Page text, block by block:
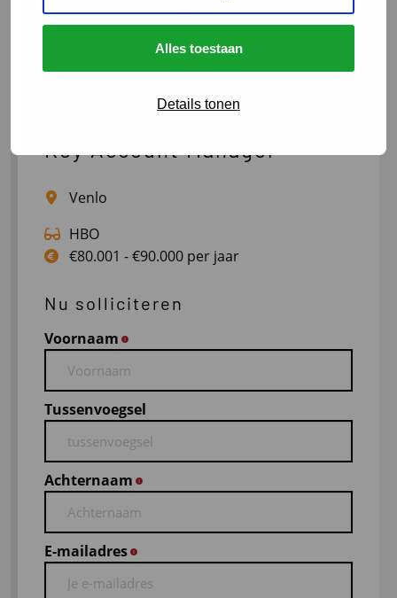
Alles toestaan
Details tonen
Key Account Manager
Venlo
HBO
€80.001 - €90.000 per jaar
Nu solliciteren
Voornaam
Tussenvoegsel
Achternaam
E-mailadres
Guus Stienstra Ga naar LinkedIn
+31 6 2025 6552
gstienstra@vialogistics.nl